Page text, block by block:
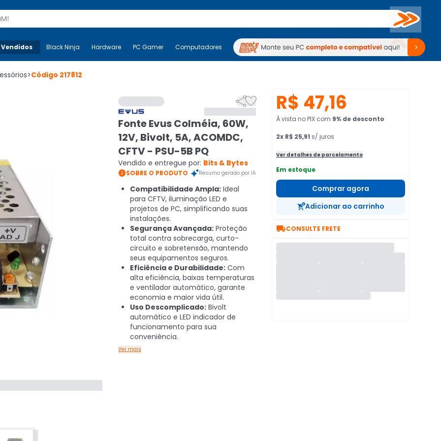
Buscar
Mais-v- Black Ninja Hardware PC Gamer Computadores Periféricos TV Venda no KaBuM!
Black Ninja Hardware PC Gamer Computadores Periféricos TV Venda no KaBuM!
>Código 217812

Fonte Evus Colméia, 60W,
12V, Bivolt, 5A, ACOMDC,
CFTV - PSU-5B PQ
Vendido e entregue por: Bits & Bytes
SOBRE O PRODUTO Resumo gerado por IA
Compatibilidade Ampla: Ideal
para CFTV, iluminação LED e
projetos de PC, simplificando suas
instalações.
Segurança Avançada: Proteção
total contra sobrecarga, curto-
circuito e sobretensão, mantendo
seus equipamentos seguros.
Eficiência e Durabilidade: Com
alta eficiência, baixas temperaturas
e ventilador automático, garante
economia e maior vida útil.
Uso Descomplicado: Bivolt
automático e LED indicador de
funcionamento para sua
conveniência.
Ver mais
R$ 47,16
À vista no PIX com 9% de desconto
2x R$ 25,91 s/ juros
Ver detalhes de parcelamento
Em estoque
Comprar agora
Adicionar ao carrinho
CONSULTE FRETE